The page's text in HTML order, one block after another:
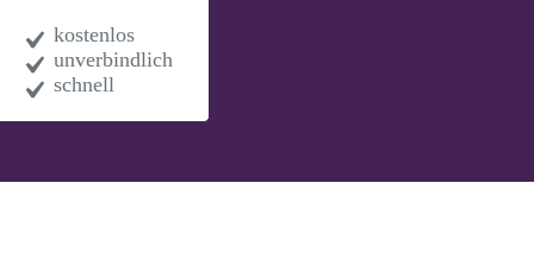
kostenlos
unverbindlich
schnell